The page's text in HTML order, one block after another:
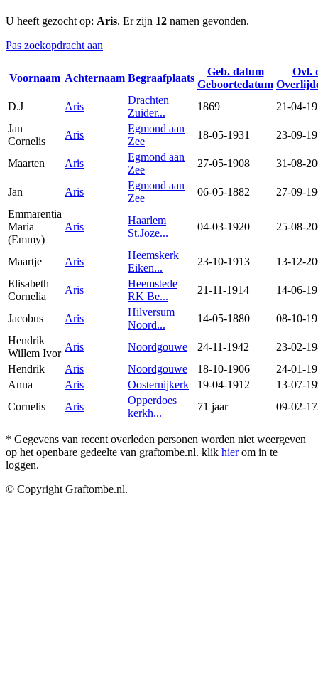
U heeft gezocht op: Aris. Er zijn 12 namen gevonden.
Pas zoekopdracht aan
Voornaam Achternaam Begraafplaats
Geb. datum
Geboortedatum
Ovl.
D.J
Aris
Drachten
Zuider...
1869
21-04-
Jan
Cornelis
Aris
Egmond aan
Zee
18-05-1931 23-09-
Maarten Aris
Egmond aan
Zee
27-05-1908 31-08-
Jan Aris
Egmond aan
Zee
06-05-1882
27-09-
Emmarentia
Maria
(Emmy)
Aris
Haarlem
St.Joze...
04-03-1920 25-08-
Maartje Aris
Heemskerk
Eiken...
23-10-1913
13-12-
Elisabeth
Cornelia
Aris
Heemstede
RK Be...
21-11-1914 14-06-
Jacobus Aris
Hilversum
Noord...
14-05-1880
08-10-
Hendrik
Willem Ivor
Aris Noordgouwe 24-11-1942
23-02-
Hendrik
Aris Noordgouwe 18-10-1906
24-01-
Anna
Aris Oosternijkerk 19-04-1912
13-07-
Cornelis
Aris
Opperdoes
kerkh...
71 jaar 09-02-
* Gegevens van recent overleden personen worden niet weergeven
op het openbare gedeelte van graftombe.nl. klik hierom in te
loggen.
© Copyright Graftombe.nl.